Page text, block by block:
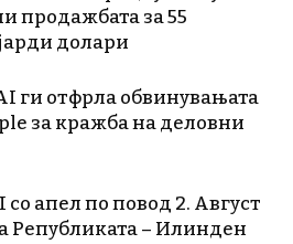
продажбата за 55
долари
ги отфрла обвинувањата
за кражба на деловни
апел по повод 2. Август
Републиката – Илинден